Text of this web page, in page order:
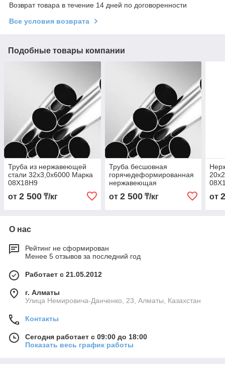
Возврат товара в течение 14 дней по договоренности
Все условия возврата
Подобные товары компании
Труба из нержавеющей
стали 32х3,0х6000 Марка
08Х18Н9
от 2 500 ₸/кг
Труба бесшовная
горячедеформированная
нержавеющая
32х3,0х6000 Марка
08Х18Н9
от 2 500₸/кг от
О нас
Рейтинг не сформирован
Менее 5 отзывов за последний год
Работает с 21.05.2012
г. Алматы
Улица Немировича-Данченко, 23, Алматы, Казахстан
Контакты
Сегодня работает с 09:00 до 18:00
Показать весь график работы